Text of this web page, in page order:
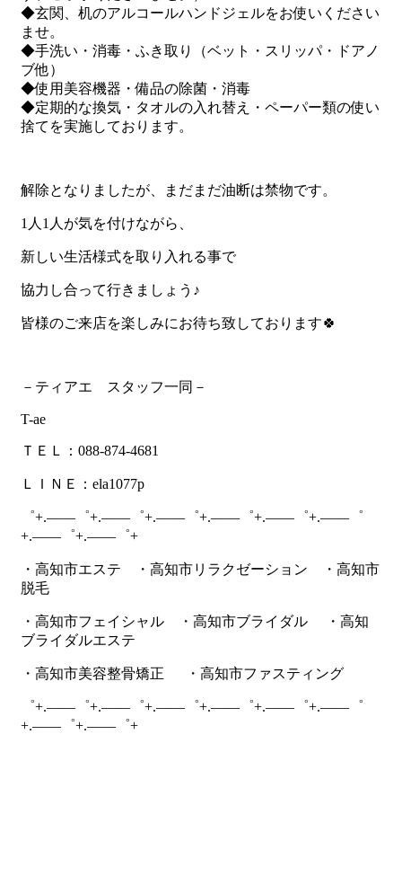
◆玄関、机のアルコールハンドジェルをお使いください
ませ。
◆手洗い・消毒・ふき取り（ベット・スリッパ・ドアノ
ブ他）
◆使用美容機器・備品の除菌・消毒
◆定期的な換気・タオルの入れ替え・ペーパー類の使い
捨てを実施しております。
解除となりましたが、まだまだ油断は禁物です。
1人1人が気を付けながら、
新しい生活様式を取り入れる事で
協力し合って行きましょう♪
皆様のご来店を楽しみにお待ち致しております🍀
－ティアエ スタッフ一同－
T-ae
ＴＥＬ：088-874-4681
ＬＩＮＥ：ela1077p
゜+.――゜+.――゜+.――゜+.――゜+.――゜+.――゜
+.――゜+.――゜+
・高知市エステ ・高知市リラクゼーション ・高知市
脱毛
・高知市フェイシャル ・高知市ブライダル ・高知
ブライダルエステ
・高知市美容整骨矯正 ・高知市ファスティング
゜+.――゜+.――゜+.――゜+.――゜+.――゜+.――゜
+.――゜+.――゜+